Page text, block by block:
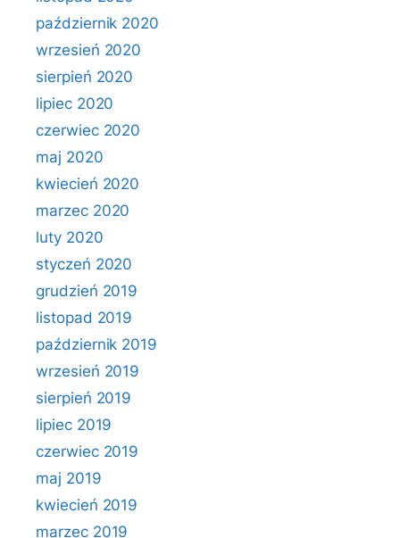
październik 2020
wrzesień 2020
sierpień 2020
lipiec 2020
czerwiec 2020
maj 2020
kwiecień 2020
marzec 2020
luty 2020
styczeń 2020
grudzień 2019
listopad 2019
październik 2019
wrzesień 2019
sierpień 2019
lipiec 2019
czerwiec 2019
maj 2019
kwiecień 2019
marzec 2019